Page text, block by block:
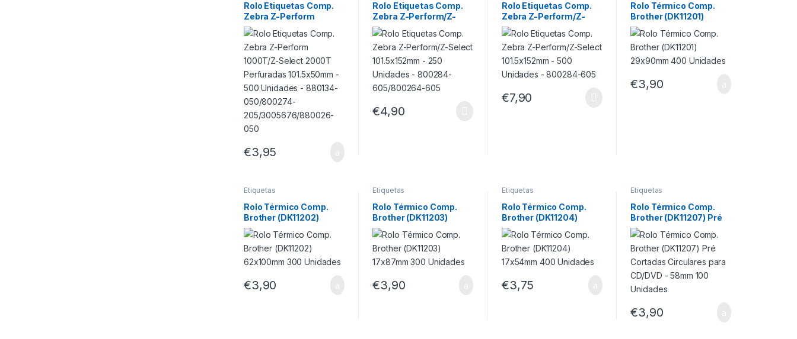
Rolo Etiquetas Comp.
Zebra Z-Perform
1000T/Z-Select 2000T
Perfuradas
101.5x50mm – 500
Unidades – 880134-
050/800274-
205/3005676/880026-
050
€3,95
Rolo Etiquetas Comp.
Zebra Z-Perform/Z-
Select 101.5x152mm –
250 Unidades –
800284-605/800264-
605
€4,90
Rolo Etiquetas Comp.
Zebra Z-Perform/Z-
Select 101.5x152mm –
500 Unidades –
800284-605
€7,90
Rolo Térmico Comp.
Brother (DK11201)
29x90mm 400
Unidades
€3,90
Etiquetas
Rolo Térmico Comp.
Brother (DK11202)
62x100mm 300
Unidades
€3,90
Etiquetas
Rolo Térmico Comp.
Brother (DK11203)
17x87mm 300 Unidades
€3,90
Etiquetas
Rolo Térmico Comp.
Brother (DK11204)
17x54mm 400
Unidades
€3,75
Etiquetas
Rolo Térmico Comp.
Brother (DK11207) Pré
Cortadas Circulares
para CD/DVD – 58mm
100 Unidades
€3,90